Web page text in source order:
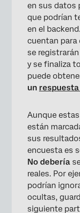
en sus datos
que podrían
en el
cuentan para
se
y se finaliza
puede
un
Aunque
están
sus
encuesta es
No debería
reales. Por
podrían
ocultas,
siguiente